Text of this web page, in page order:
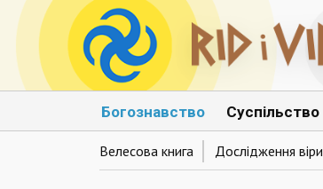
Богознавство
Велесова книга Дослідження віри
Суспільство